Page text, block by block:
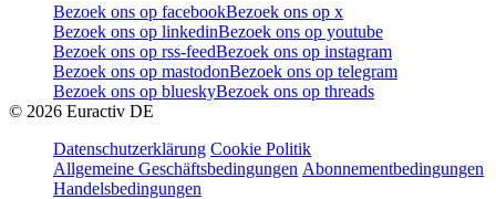
Bezoek ons op facebookBezoek ons op x
Bezoek ons op linkedinBezoek ons op youtube
Bezoek ons op rss-feedBezoek ons op instagram
Bezoek ons op mastodonBezoek ons op telegram
Bezoek ons op blueskyBezoek ons op threads
© 2026 Euractiv DE
Datenschutzerklärung Cookie Politik
Allgemeine Geschäftsbedingungen Abonnementbedingungen
Handelsbedingungen